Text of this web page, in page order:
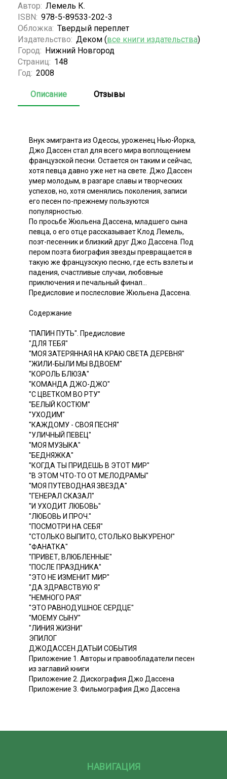
Автор: Лемель К.
ISBN: 978-5-89533-202-3
Обложка: Твердый переплет
Издательство: Деком (все книги издательства)
Город: Нижний Новгород
Страниц: 148
Год: 2008
Описание Отзывы
Внук эмигранта из Одессы, уроженец Нью-Йорка,
Джо Дассен стал для всего мира воплощением
французской песни. Остается он таким и сейчас,
хотя певца давно уже нет на свете. Джо Дассен
умер молодым, в разгаре славы и творческих
успехов, но, хотя сменялись поколения, записи
его песен по-прежнему пользуются
популярностью.
По просьбе Жюльена Дассена, младшего сына
певца, о его отце рассказывает Клод Лемель,
поэт-песенник и близкий друг Джо Дассена. Под
пером поэта биография звезды превращается в
такую же французскую песню, где есть взлеты и
падения, счастливые случаи, любовные
приключения и печальный финал...
Предисловие и послесловие Жюльена Дассена.
Содержание
"ПАПИН ПУТЬ". Предисловие
"ДЛЯ ТЕБЯ"
"МОЯ ЗАТЕРЯННАЯ НА КРАЮ СВЕТА ДЕРЕВНЯ"
"ЖИЛИ-БЫЛИ МЫ ВДВОЕМ"
"КОРОЛЬ БЛЮЗА"
"КОМАНДА ДЖО-ДЖО"
"С ЦВЕТКОМ ВО РТУ"
"БЕЛЫЙ КОСТЮМ"
"УХОДИМ"
"КАЖДОМУ - СВОЯ ПЕСНЯ"
"УЛИЧНЫЙ ПЕВЕЦ"
"МОЯ МУЗЫКА"
"БЕДНЯЖКА"
"КОГДА ТЫ ПРИДЕШЬ В ЭТОТ МИР"
"В ЭТОМ ЧТО-ТО ОТ МЕЛОДРАМЫ"
"МОЯ ПУТЕВОДНАЯ ЗВЕЗДА"
"ГЕНЕРАЛ СКАЗАЛ"
"И УХОДИТ ЛЮБОВЬ"
"ЛЮБОВЬ И ПРОЧ."
"ПОСМОТРИ НА СЕБЯ"
"СТОЛЬКО ВЫПИТО, СТОЛЬКО ВЫКУРЕНО!"
"ФАНАТКА"
"ПРИВЕТ, ВЛЮБЛЕННЫЕ"
"ПОСЛЕ ПРАЗДНИКА"
"ЭТО НЕ ИЗМЕНИТ МИР"
"ДА ЗДРАВСТВУЮ Я"
"НЕМНОГО РАЯ"
"ЭТО РАВНОДУШНОЕ СЕРДЦЕ"
"МОЕМУ СЫНУ"
"ЛИНИЯ ЖИЗНИ"
ЭПИЛОГ
ДЖОДАССЕН.ДАТЫИ СОБЫТИЯ
Приложение 1. Авторы и правообладатели песен
из заглавий книги
Приложение 2. Дискография Джо Дассена
Приложение 3. Фильмография Джо Дассена
НАВИГАЦИЯ